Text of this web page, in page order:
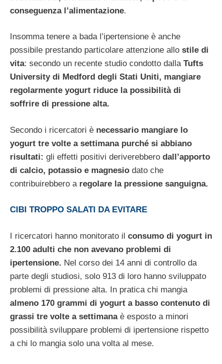
conseguenza l’alimentazione.
Insomma tenere a bada l’ipertensione è anche
possibile prestando particolare attenzione allo stile di
vita: secondo un recente studio condotto dalla Tufts
University di Medford degli Stati Uniti, mangiare
regolarmente yogurt riduce la possibilità di
soffrire di pressione alta.
Secondo i ricercatori è necessario mangiare lo
yogurt tre volte a settimana purché si abbiano
risultati: gli effetti positivi deriverebbero dall’apporto
di calcio, potassio e magnesio dato che
contribuirebbero a regolare la pressione sanguigna.
CIBI TROPPO SALATI DA EVITARE
I ricercatori hanno monitorato il consumo di yogurt in
2.100 adulti che non avevano problemi di
ipertensione. Nel corso dei 14 anni di controllo da
parte degli studiosi, solo 913 di loro hanno sviluppato
problemi di pressione alta. In pratica chi mangia
almeno 170 grammi di yogurt a basso contenuto di
grassi tre volte a settimanaè esposto a minori
possibilità sviluppare problemi di ipertensione rispetto
a chi lo mangia solo una volta al mese.